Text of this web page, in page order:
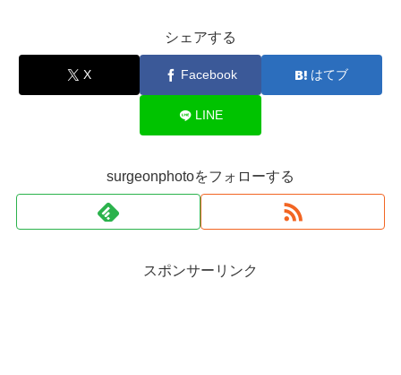
シェアする
X Facebook はてブ
LINE
surgeonphotoをフォローする
スポンサーリンク